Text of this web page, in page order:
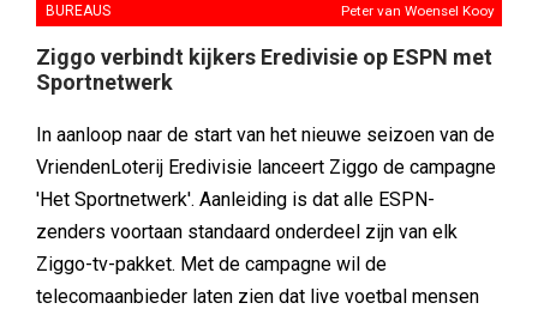
BUREAUS Peter van Woensel Kooy
Ziggo verbindt kijkers Eredivisie op ESPN met
Sportnetwerk
In aanloop naar de start van het nieuwe seizoen van de
VriendenLoterij Eredivisie lanceert Ziggo de campagne
'Het Sportnetwerk'. Aanleiding is dat alle ESPN-
zenders voortaan standaard onderdeel zijn van elk
Ziggo-tv-pakket. Met de campagne wil de
telecomaanbieder laten zien dat live voetbal mensen